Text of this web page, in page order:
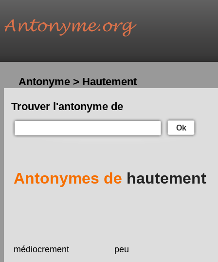
Antonyme > Hautement
Trouver l'antonyme de
Ok
Antonymes de hautement
médiocrement peu